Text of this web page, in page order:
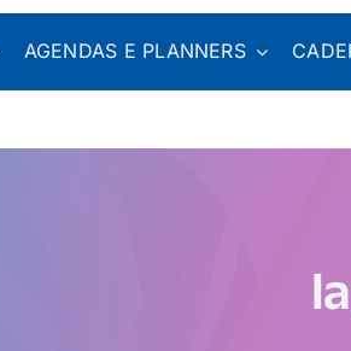
AGENDAS E PLANNERS